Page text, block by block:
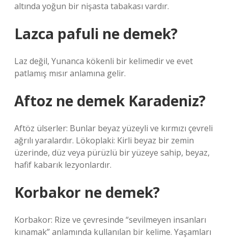
altında yoğun bir nişasta tabakası vardır.
Lazca pafuli ne demek?
Laz değil, Yunanca kökenli bir kelimedir ve evet
patlamış mısır anlamına gelir.
Aftoz ne demek Karadeniz?
Aftöz ülserler: Bunlar beyaz yüzeyli ve kırmızı çevreli
ağrılı yaralardır. Lökoplaki: Kirli beyaz bir zemin
üzerinde, düz veya pürüzlü bir yüzeye sahip, beyaz,
hafif kabarık lezyonlardır.
Korbakor ne demek?
Korbakor: Rize ve çevresinde “sevilmeyen insanları
kınamak” anlamında kullanılan bir kelime. Yaşamları